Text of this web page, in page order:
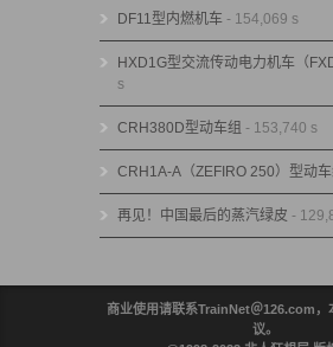
DF11型内燃机车 - 154,069 s
HXD1G型交流传动电力机车（
s
CRH380D型动车组 - 153,740 s
CRH1A-A（ZEFIRO 250）型动车
再见！中国最后的蒸汽绿皮 -
商业使用请联系TrainNet＠126.com，
议。